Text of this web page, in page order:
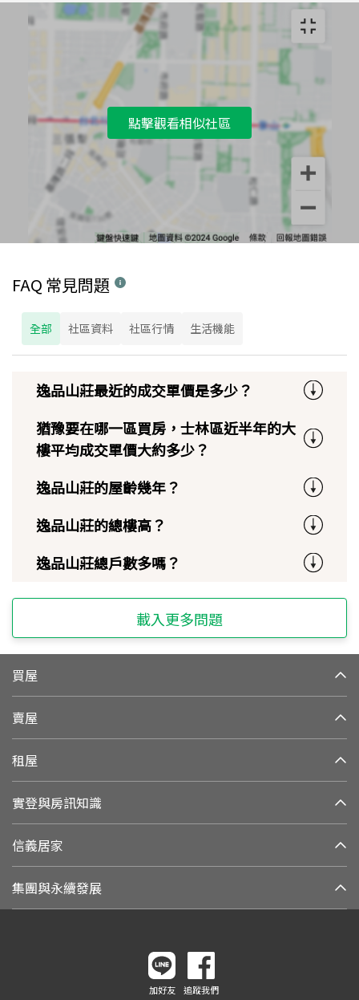
點擊觀看相似社區
FAQ 常見問題
全部 社區資料 社區行情 生活機能
逸品山莊最近的成交單價是多少？
猶豫要在哪一區買房，士林區近半年的大
樓平均成交單價大約多少？
逸品山莊的屋齡幾年？
逸品山莊的總樓高？
逸品山莊總戶數多嗎？
載入更多問題
買屋
賣屋
租屋
實登與房訊知識
信義居家
集團與永續發展
加好友 追蹤我們